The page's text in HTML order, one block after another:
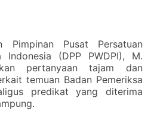
Pimpinan Pusat Persatuan
Indonesia (DPP PWDPI), M.
pertanyaan tajam dan
temuan Badan Pemeriksa
predikat yang diterima